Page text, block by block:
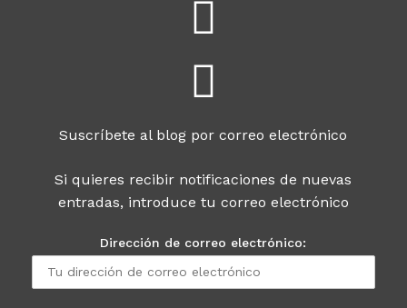
Suscríbete al blog por correo electrónico
Si quieres recibir notificaciones de nuevas
entradas, introduce tu correo electrónico
Dirección de correo electrónico: